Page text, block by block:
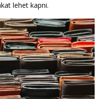
lehet kapni.